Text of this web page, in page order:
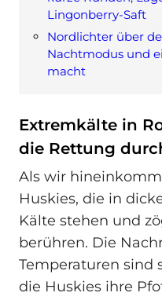
Lingonberry-Saft
Nordlichter über
Nachtmodus und
macht
Extremkälte in
die Rettung
Als wir
Huskies, die in
Kälte stehen und
berühren. Die
Temperaturen sind
die Huskies ihre